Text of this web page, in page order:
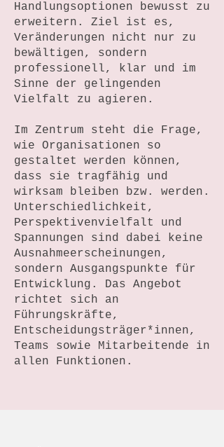
Handlungsoptionen bewusst zu
erweitern. Ziel ist es,
Veränderungen nicht nur zu
bewältigen, sondern
professionell, klar und im
Sinne der gelingenden
Vielfalt zu agieren.
Im Zentrum steht die Frage,
wie Organisationen so
gestaltet werden können,
dass sie tragfähig und
wirksam bleiben bzw. werden.
Unterschiedlichkeit,
Perspektivenvielfalt und
Spannungen sind dabei keine
Ausnahmeerscheinungen,
sondern Ausgangspunkte für
Entwicklung. Das Angebot
richtet sich an
Führungskräfte,
Entscheidungsträger*innen,
Teams sowie Mitarbeitende in
allen Funktionen.